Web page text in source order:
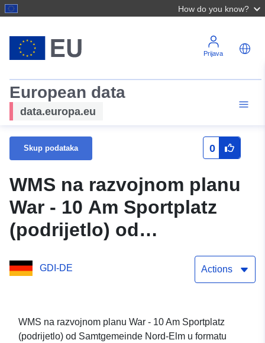
How do you know?
Prijava
European data
data.europa.eu
Skup podataka 0
WMS na razvojnom planu
War - 10 Am Sportplatz
(podrijetlo) od
Samtgemeinde Nord-Elm
GDI-DE Actions
WMS na razvojnom planu War - 10 Am Sportplatz
(podrijetlo) od Samtgemeinde Nord-Elm u formatu